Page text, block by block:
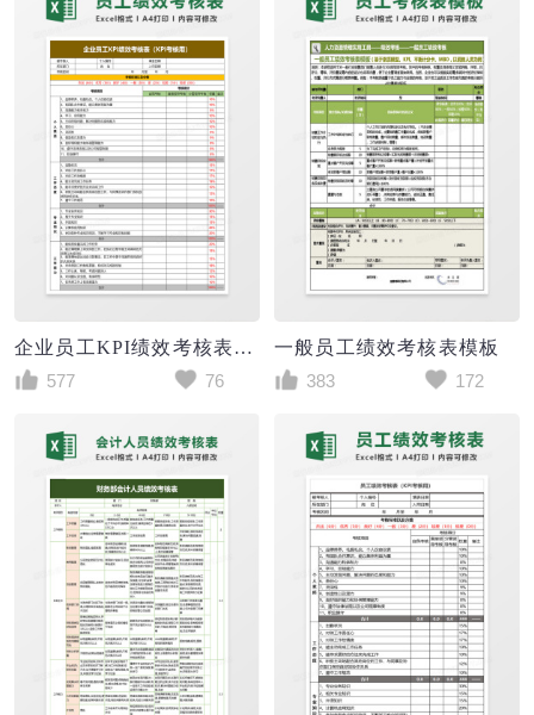
企业员工KPI绩效考核表（KPI考核用）excel模板
577
76
一般员工绩效考核表模板
383
172